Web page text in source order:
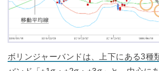
ボリンジャーバンドは、上下にある3種